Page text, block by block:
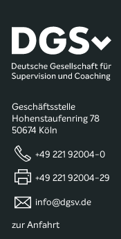
Geschäftsstelle
Hohenstaufenring 78
50674 Köln
+49 221 92004-0
+49 221 92004-29
info@dgsv.de
zur Anfahrt